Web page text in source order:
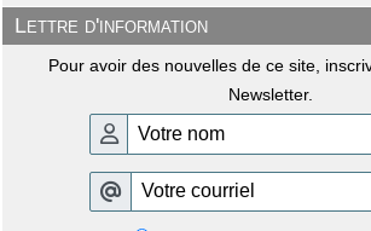
Lettre d'information
Pour avoir des nouvelles de ce site,
Newsletter.